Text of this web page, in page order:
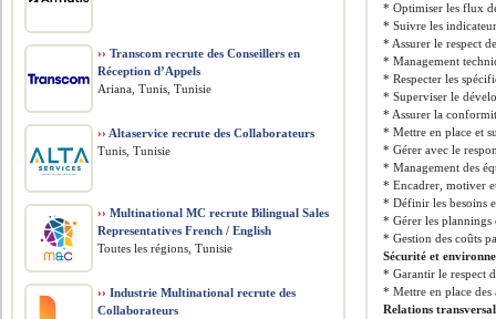
* Optimiser les flux
* Suivre les
* Assurer le respect
* Management
* Respecter les
* Superviser le
* Assurer la
* Mettre en place et
* Gérer avec le
* Management des
* Encadrer, motiver
* Définir les besoins
* Gérer les plannings
* Gestion des coûts
Sécurité et
* Garantir le respect
* Mettre en place
Relations
›› Transcom recrute des Conseillers en
Réception d’Appels
Ariana, Tunis, Tunisie
›› Altaservice recrute des Collaborateurs
Tunis, Tunisie
›› Multinational MC recrute Bilingual Sales
Representatives French / English
Toutes les régions, Tunisie
›› Industrie Multinational recrute des
Collaborateurs